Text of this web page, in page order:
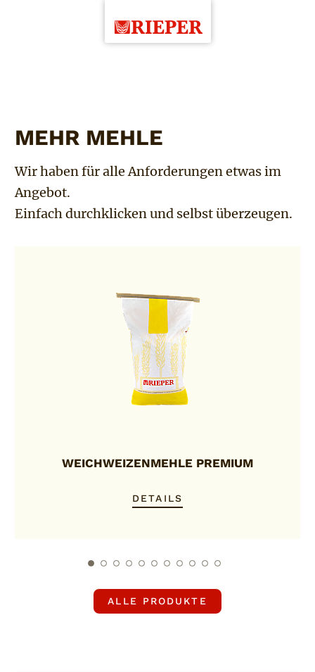
MEHR MEHLE
Wir haben für alle Anforderungen etwas im
Angebot.
Einfach durchklicken und selbst überzeugen.
WEICHWEIZENMEHLE PREMIUM
DETAILS
ALLE PRODUKTE